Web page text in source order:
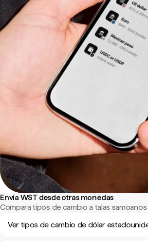
Envía WST desde otras monedas
Compara tipos de cambio a talas
Ver tipos de cambio de dólar